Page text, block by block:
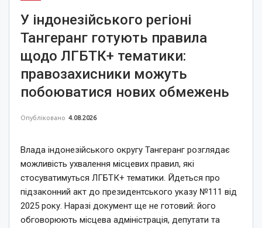
У індонезійського регіоні
Тангеранг готують правила
щодо ЛГБТК+ тематики:
правозахисники можуть
побоюватися нових обмежень
Опубліковано 4.08.2026
Влада індонезійського округу Тангеранг розглядає
можливість ухвалення місцевих правил, які
стосуватимуться ЛГБТК+ тематики. Йдеться про
підзаконний акт до президентського указу №111 від
2025 року. Наразі документ ще не готовий: його
обговорюють місцева адміністрація, депутати та